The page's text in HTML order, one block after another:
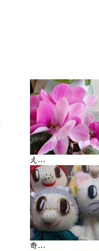
え...
奇...